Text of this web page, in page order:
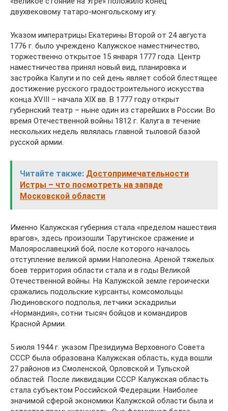
двухвековому татаро-монгольскому игу.
Указом императрицы Екатерины Второй от 24 августа
1776 г. было учреждено Калужское наместничество,
торжественно открытое 15 января 1777 года. Центр
наместничества принял новый вид, планировка и
застройка Калуги и по сей день являет собой блестящее
достижение русского градостроительного искусства
конца XVIII – начала XIX вв. В 1777 году открыт
губернский театр – ныне один из старейших в России. Во
время Отечественной войны 1812 г. Калуга в течение
нескольких недель являлась главной тыловой базой
русской армии.
Читайте также: Достопримечательности
Истры – что посмотреть на западе
Московской области
Именно Калужская губерния стала «пределом нашествия
врагов», здесь произошли Тарутинское сражение и
Малоярославецкий бой, после которого началось
отступление великой армии Наполеона. Ареной тяжелых
боев территория области стала и в годы Великой
Отечественной войны. На Калужской земле героически
сражались подольские курсанты, комсомольцы
Людиновского подполья, летчики эскадрильи
«Нормандия», сотни тысяч бойцов и командиров
Красной Армии.
5 июля 1944 г. указом Президиума Верховного Совета
СССР была образована Калужская область, куда вошли
27 районов из Смоленской, Орловской и Тульской
областей. После ликвидации СССР Калужская область
стала субъектом Российской Федерации. Наиболее
значимой сферой экономики Калужской области была и